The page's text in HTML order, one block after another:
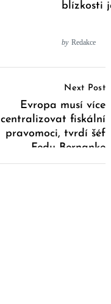
blízkosti
by Redakce
Next Post
Evropa musí více
centralizovat fiskální
pravomoci, tvrdí šéf
Fedu Bernanke